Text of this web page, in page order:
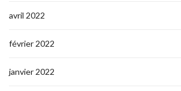
avril 2022
février 2022
janvier 2022